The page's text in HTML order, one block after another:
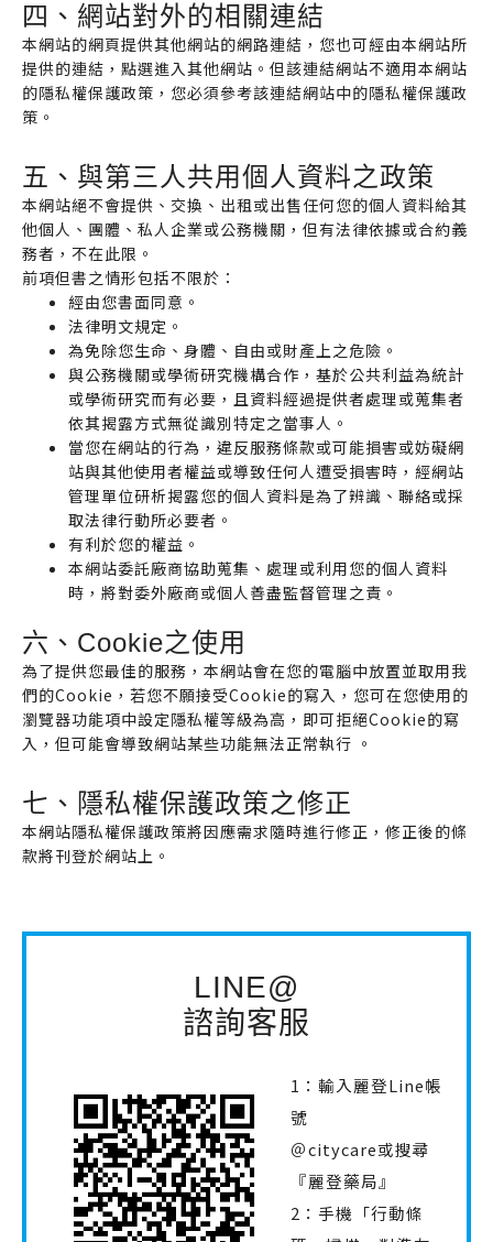
四、網站對外的相關連結
本網站的網頁提供其他網站的網路連結，您也可經由本網站所
提供的連結，點選進入其他網站。但該連結網站不適用本網站
的隱私權保護政策，您必須參考該連結網站中的隱私權保護政
策。
五、與第三人共用個人資料之政策
本網站絕不會提供、交換、出租或出售任何您的個人資料給其
他個人、團體、私人企業或公務機關，但有法律依據或合約義
務者，不在此限。
前項但書之情形包括不限於：
經由您書面同意。
法律明文規定。
為免除您生命、身體、自由或財產上之危險。
與公務機關或學術研究機構合作，基於公共利益為統計
或學術研究而有必要，且資料經過提供者處理或蒐集者
依其揭露方式無從識別特定之當事人。
當您在網站的行為，違反服務條款或可能損害或妨礙網
站與其他使用者權益或導致任何人遭受損害時，經網站
管理單位研析揭露您的個人資料是為了辨識、聯絡或採
取法律行動所必要者。
有利於您的權益。
本網站委託廠商協助蒐集、處理或利用您的個人資料
時，將對委外廠商或個人善盡監督管理之責。
六、Cookie之使用
為了提供您最佳的服務，本網站會在您的電腦中放置並取用我
們的Cookie，若您不願接受Cookie的寫入，您可在您使用的
瀏覽器功能項中設定隱私權等級為高，即可拒絕Cookie的寫
入，但可能會導致網站某些功能無法正常執行 。
七、隱私權保護政策之修正
本網站隱私權保護政策將因應需求隨時進行修正，修正後的條
款將刊登於網站上。
LINE@
諮詢客服
1：輸入麗登Line帳
號
＠citycare或搜尋
『麗登藥局』
2：手機「行動條